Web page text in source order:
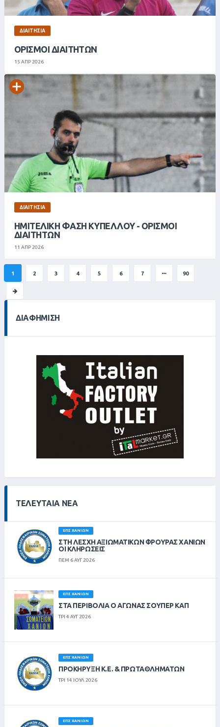
ΔΙΑΙΤΗΣΊΑ
ΟΡΙΣΜΟΊ ΔΙΑΙΤΗΤΏΝ
15 ΑΠΡ 2026
ΔΙΑΙΤΗΣΊΑ
ΗΜΙΤΕΛΙΚΉ ΦΆΣΗ ΚΥΠΈΛΛΟΥ - ΟΡΙΣΜΟΊ
ΔΙΑΙΤΗΤΏΝ
11 ΑΠΡ 2026
1 2 3 4 5 6 7 90
ΔΙΑΦΉΜΙΣΗ
ΤΕΛΕΥΤΑΊΑ ΝΈΑ
ΕΠΣ ΧΑΝΊΩΝ
ΣΤΗ ΛΈΣΧΗ ΑΞΙΩΜΑΤΙΚΏΝ ΦΡΟΥΡΆΣ ΧΑΝΊΩΝ
ΟΙ ΚΛΗΡΏΣΕΙΣ
ΠΕΜ 6 ΑΥΓ 2026
ΕΠΣ ΧΑΝΊΩΝ
ΣΤΑ ΠΕΡΙΒΟΛΙΑ Ο ΑΓΩΝΑΣ ΣΟΥΠΕΡ ΚΑΠ
ΤΡΙ 4 ΑΥΓ 2026
ΕΠΣ ΧΑΝΊΩΝ
ΠΡΟΚΗΡΥΞΗ Κ.Ε. & ΠΡΩΤΑΘΛΗΜΑΤΩΝ
ΤΡΙ 14 ΙΟΥΛ 2026
ΕΠΣ ΧΑΝΊΩΝ